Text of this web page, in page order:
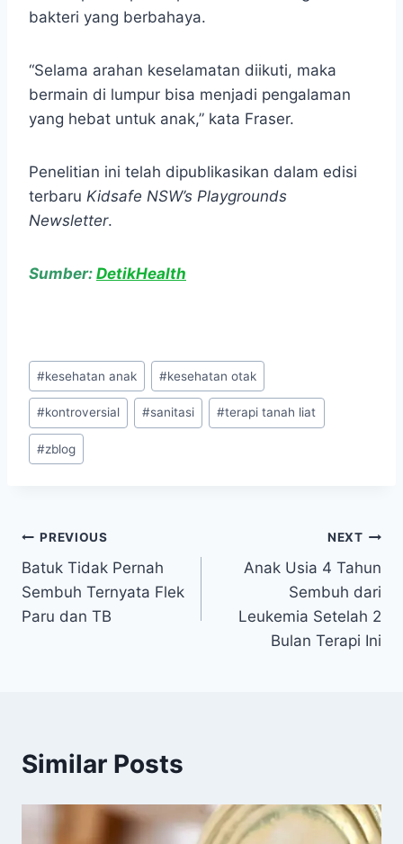
bakteri yang berbahaya.
“Selama arahan keselamatan diikuti, maka
bermain di lumpur bisa menjadi pengalaman
yang hebat untuk anak,” kata Fraser.
Penelitian ini telah dipublikasikan dalam edisi
terbaru Kidsafe NSW’s Playgrounds
Newsletter.
Sumber: DetikHealth
Post
Tags:
#kesehatan anak #kesehatan otak
#kontroversial #sanitasi #terapi tanah liat
#zblog
Navigasi
pos
PREVIOUS
Batuk Tidak Pernah
Sembuh Ternyata Flek
Paru dan TB
NEXT
Anak Usia 4 Tahun
Sembuh dari
Leukemia Setelah 2
Bulan Terapi Ini
Similar Posts